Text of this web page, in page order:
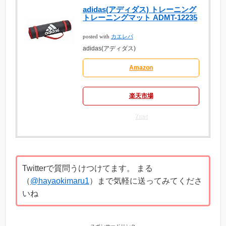
adidas(アディダス) トレーニング
トレーニングマット ADMT-12235
posted with カエレバ
adidas(アディダス)
Amazon
楽天市場
7net
Twitterで質問うけつけてます。 まる
（@hayaokimaru1）まで気軽に送ってみてくださ
いね